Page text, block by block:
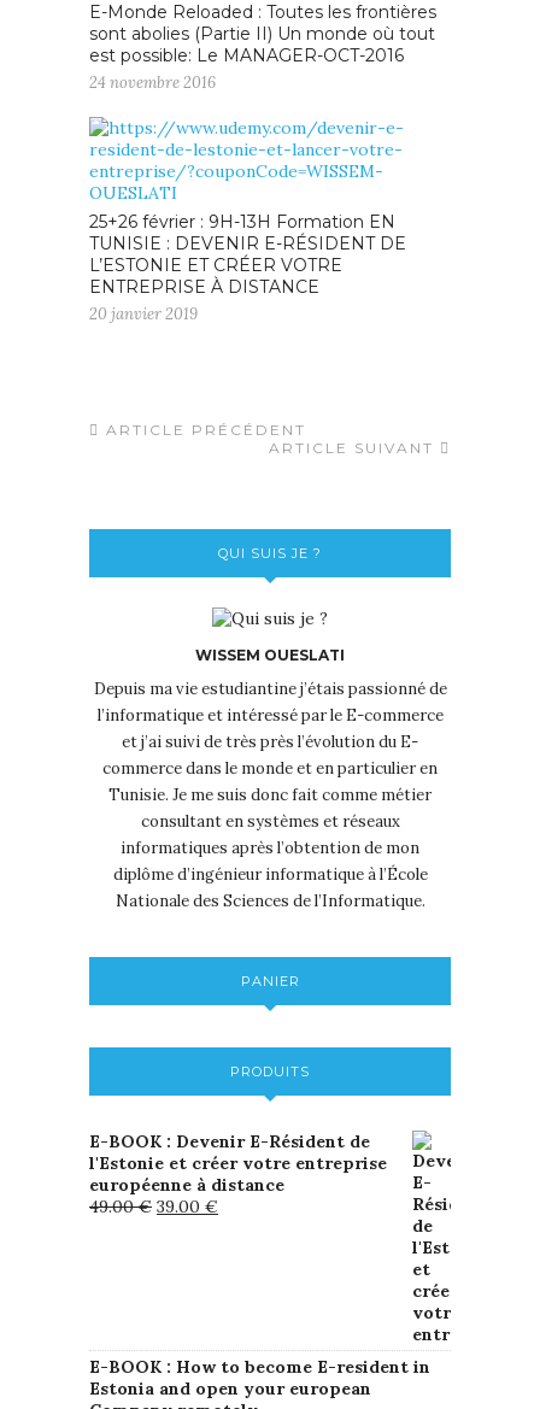
E-Monde Reloaded : Toutes les frontières
sont abolies (Partie II) Un monde où tout
est possible: Le MANAGER-OCT-2016
24 novembre 2016
25+26 février : 9H-13H Formation EN
TUNISIE : DEVENIR E-RÉSIDENT DE
L’ESTONIE ET CRÉER VOTRE
ENTREPRISE À DISTANCE
20 janvier 2019
ARTICLE PRÉCÉDENT
ARTICLE SUIVANT
QUI SUIS JE ?
WISSEM OUESLATI
Depuis ma vie estudiantine j’étais passionné de
l’informatique et intéressé par le E-commerce
et j’ai suivi de très près l’évolution du E-
commerce dans le monde et en particulier en
Tunisie. Je me suis donc fait comme métier
consultant en systèmes et réseaux
informatiques après l’obtention de mon
diplôme d’ingénieur informatique à l’École
Nationale des Sciences de l’Informatique.
PANIER
PRODUITS
E-BOOK : Devenir E-Résident de
l'Estonie et créer votre entreprise
européenne à distance
49.00€ 39.00 €
E-BOOK : How to become E-resident in
Estonia and open your european